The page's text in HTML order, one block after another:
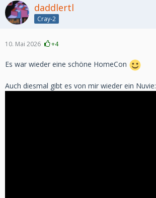
daddlertl
Cray-2
10. Mai 2026 +4
Es war wieder eine schöne HomeCon
Auch diesmal gibt es von mir wieder ein Nuvie: